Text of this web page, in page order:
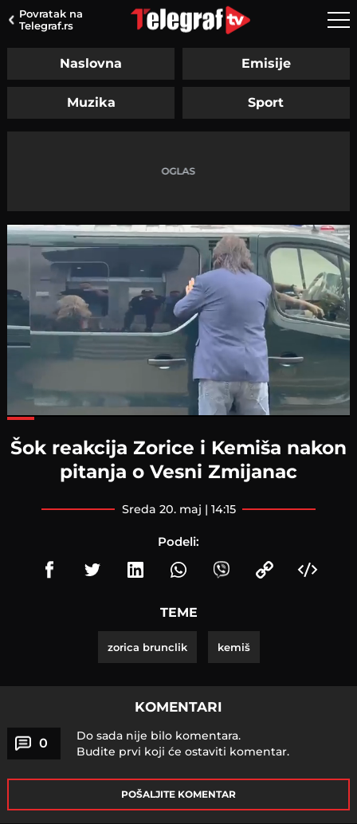
Povratak na
Telegraf.rs
Naslovna Emisije
Muzika Sport
Šok reakcija Zorice i Kemiša nakon
pitanja o Vesni Zmijanac
sreda 20. maj | 14:15
Podeli:
TEME
zorica brunclik kemiš
KOMENTARI
0
Do sada nije bilo komentara.
Budite prvi koji će ostaviti komentar.
POŠALJITE KOMENTAR